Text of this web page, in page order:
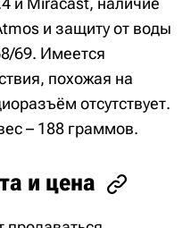
и защиту от воды
69. Имеется
похожая на
отсутствует.
– 188 граммов.
и цена